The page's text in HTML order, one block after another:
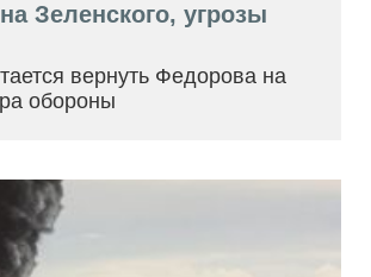
Зеленского, угрозы
вернуть Федорова на
обороны